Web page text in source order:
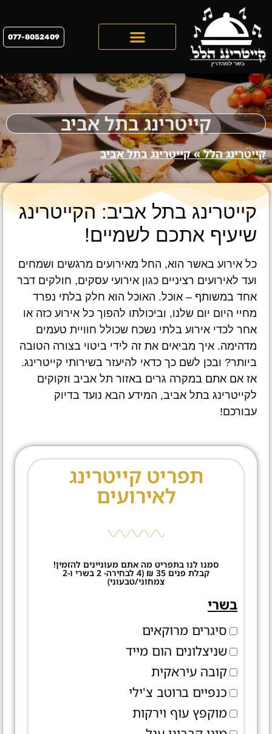
077-8052409
קייטרינג בתל אביב
קייטרינג הלל»קייטרינג בתל אביב
קייטרינג בתל אביב: הקייטרינג
שיעיף אתכם לשמיים!
כל אירוע באשר הוא, החל מאירועים מרגשים ושמחים
ועד לאירועים רציניים כגון אירועי עסקים, חולקים דבר
אחד במשותף – אוכל. האוכל הוא חלק בלתי נפרד
מחיי היום יום שלנו, וביכולתו להפוך כל אירוע כזה או
אחר לכדי אירוע בלתי נשכח שכולל חוויית טעמים
מדהימה. איך מביאים את זה לידי ביטוי בצורה הטובה
ביותר? ובכן לשם כך כדאי להיעזר בשירותי קייטרינג.
אז אם אתם במקרה גרים באזור תל אביב וזקוקים
לקייטרינג בתל אביב, המידע הבא נועד בדיוק
עבורכם!
תפריט קייטרינג
לאירועים
סמנו לנו בתפריט מה אתם מעוניינים להזמין!
קבלת פנים 35 ₪ (4 לבחירה- 2 בשרי ו-2
צמחוני/טבעוני)
בשרי
סיגרים מרוקאים
שניצלונים הום מייד
קובה עיראקית
כנפיים ברוטב צ'ילי
מוקפץ עוף וירקות